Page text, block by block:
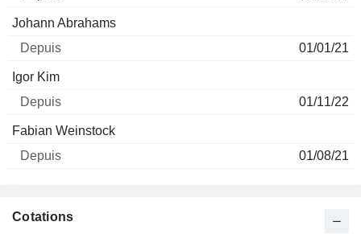
Johann Abrahams
01/01/21
Igor Kim
01/11/22
Fabian Weinstock
01/08/21
Cotations